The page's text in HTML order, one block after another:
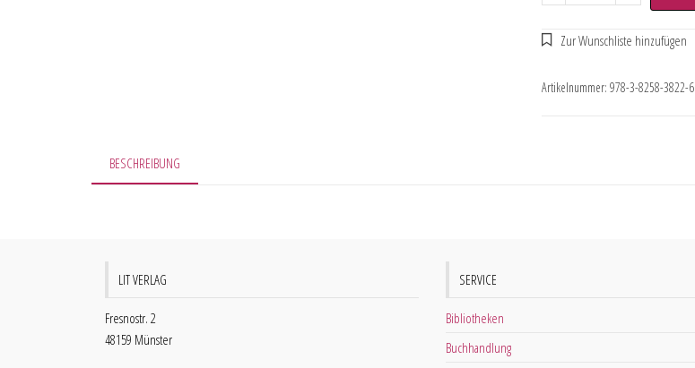
Artikelnummer: 978-3-8258-3822-6
BESCHREIBUNG
LIT VERLAG
Fresnostr. 2
48159 Münster
SERVICE
Bibliotheken
Buchhandlung